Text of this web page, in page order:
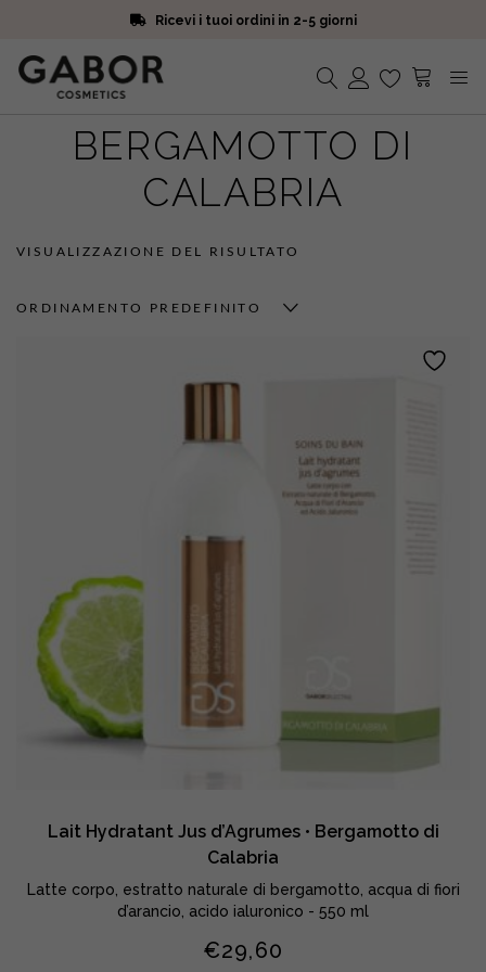
Ricevi i tuoi ordini in 2-5 giorni
Iscriviti alla Newsletter. 15% di sconto e spedizione gratuita
Ricevi i tuoi ordini in 2-5 giorni
Nessun prodotto nel carrello.
BERGAMOTTO DI
CALABRIA
VISUALIZZAZIONE DEL RISULTATO
ORDINAMENTO PREDEFINITO
Lait Hydratant Jus d’Agrumes • Bergamotto di
Calabria
Latte corpo, estratto naturale di bergamotto, acqua di fiori
d’arancio, acido ialuronico - 550 ml
€29,60